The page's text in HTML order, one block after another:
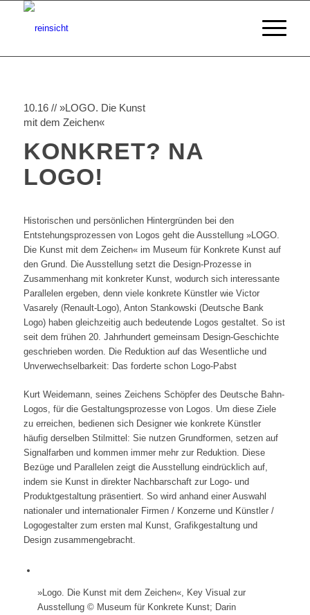
10.16 // »LOGO. Die Kunst
mit dem Zeichen«
KONKRET? NA
LOGO!
Historischen und persönlichen Hintergründen bei den
Entstehungsprozessen von Logos geht die Ausstellung »LOGO.
Die Kunst mit dem Zeichen« im Museum für Konkrete Kunst auf
den Grund. Die Ausstellung setzt die Design-Prozesse in
Zusammenhang mit konkreter Kunst, wodurch sich interessante
Parallelen ergeben, denn viele konkrete Künstler wie Victor
Vasarely (Renault-Logo), Anton Stankowski (Deutsche Bank
Logo) haben gleichzeitig auch bedeutende Logos gestaltet. So ist
seit dem frühen 20. Jahrhundert gemeinsam Design-Geschichte
geschrieben worden. Die Reduktion auf das Wesentliche und
Unverwechselbarkeit: Das forderte schon Logo-Pabst
Kurt Weidemann, seines Zeichens Schöpfer des Deutsche Bahn-
Logos, für die Gestaltungsprozesse von Logos. Um diese Ziele
zu erreichen, bedienen sich Designer wie konkrete Künstler
häufig derselben Stilmittel: Sie nutzen Grundformen, setzen auf
Signalfarben und kommen immer mehr zur Reduktion. Diese
Bezüge und Parallelen zeigt die Ausstellung eindrücklich auf,
indem sie Kunst in direkter Nachbarschaft zur Logo- und
Produktgestaltung präsentiert. So wird anhand einer Auswahl
nationaler und internationaler Firmen / Konzerne und Künstler /
Logogestalter zum ersten mal Kunst, Grafikgestaltung und
Design zusammengebracht.
»Logo. Die Kunst mit dem Zeichen«, Key Visual zur
Ausstellung © Museum für Konkrete Kunst; Darin